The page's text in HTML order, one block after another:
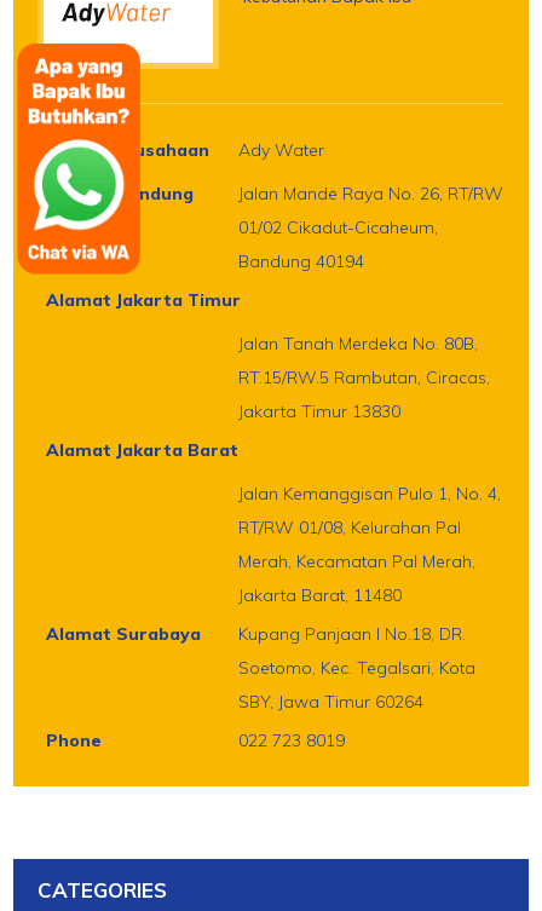
Nama Perusahaan
Ady Water
Alamat Bandung
Jalan Mande Raya No. 26, RT/RW
01/02 Cikadut-Cicaheum,
Bandung 40194
Alamat Jakarta Timur
Jalan Tanah Merdeka No. 80B,
RT.15/RW.5 Rambutan, Ciracas,
Jakarta Timur 13830
Alamat Jakarta Barat
Jalan Kemanggisan Pulo 1, No. 4,
RT/RW 01/08, Kelurahan Pal
Merah, Kecamatan Pal Merah,
Jakarta Barat, 11480
Alamat Surabaya
Kupang Panjaan I No.18, DR.
Soetomo, Kec. Tegalsari, Kota
SBY, Jawa Timur 60264
Phone
022 723 8019
CATEGORIES